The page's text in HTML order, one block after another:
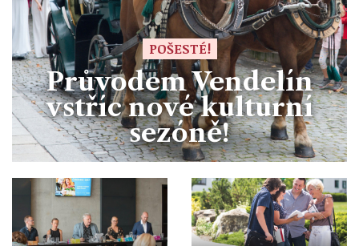
POŠESTÉ!
Průvodem Vendelín
vstříc nové kulturní
sezóně!